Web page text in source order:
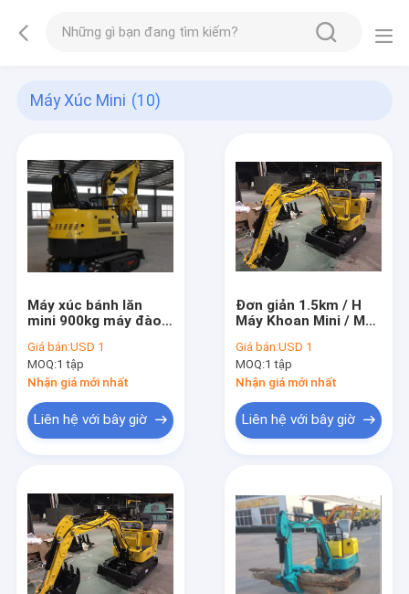
Máy Xúc Mini (10)
Máy xúc bánh lăn
mini 900kg máy đào
0.025 cbm
Giá bán:USD 1
MOQ:1 tập
Nhận giá mới nhất
Liên hệ với bây giờ
Đơn giản 1.5km / H
Máy Khoan Mini / Máy
trang trại 800kg
Giá bán:USD 1
MOQ:1 tập
Nhận giá mới nhất
Liên hệ với bây giờ